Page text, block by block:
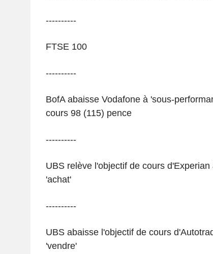
----------
FTSE 100
----------
BofA abaisse Vodafone à 'sous-
cours 98 (115) pence
----------
UBS relève l'objectif de cours
'achat'
----------
UBS abaisse l'objectif de cours
'vendre'